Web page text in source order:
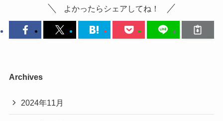
よかったらシェアしてね！
Archives
2024年11月